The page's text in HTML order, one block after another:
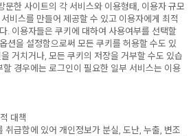
문한 사이트의 각 서비스와 이용형태, 이용자 규모
비스를 만들어 제공할 수 있고 이용자에게 최적
. 이용자들은 쿠키에 대하여 사용여부를 선택할
션을 설정함으로써 모든 쿠키를 허용할 수도 있
거치거나, 모든 쿠키의 저장을 거부할 수도 있습
할 경우에는 로그인이 필요한 일부 서비스는 이용
대책
취급함에 있어 개인정보가 분실, 도난, 누출, 변조